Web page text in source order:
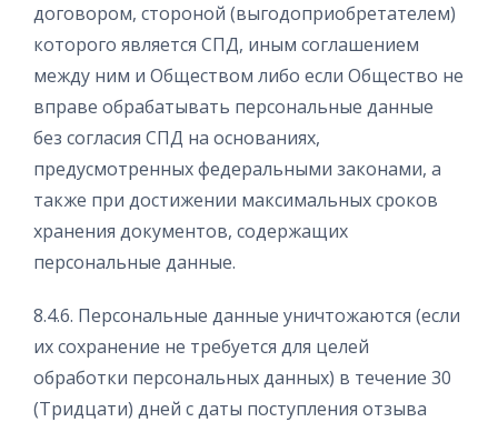
договором, стороной (выгодоприобретателем)
которого является СПД, иным соглашением
между ним и Обществом либо если Общество не
вправе обрабатывать персональные данные
без согласия СПД на основаниях,
предусмотренных федеральными законами, а
также при достижении максимальных сроков
хранения документов, содержащих
персональные данные.
8.4.6. Персональные данные уничтожаются (если
их сохранение не требуется для целей
обработки персональных данных) в течение 30
(Тридцати) дней с даты поступления отзыва